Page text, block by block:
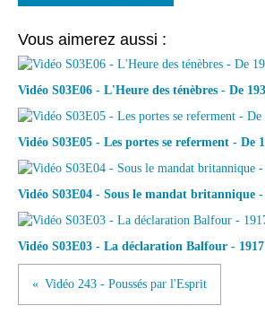
Vous aimerez aussi :
Vidéo S03E06 - L'Heure des ténèbres - De
Vidéo S03E05 - Les portes se referment - De
Vidéo S03E04 - Sous le mandat britannique -
Vidéo S03E03 - La déclaration Balfour - 1917
Vidéo 243 - Poussés par l'Esprit